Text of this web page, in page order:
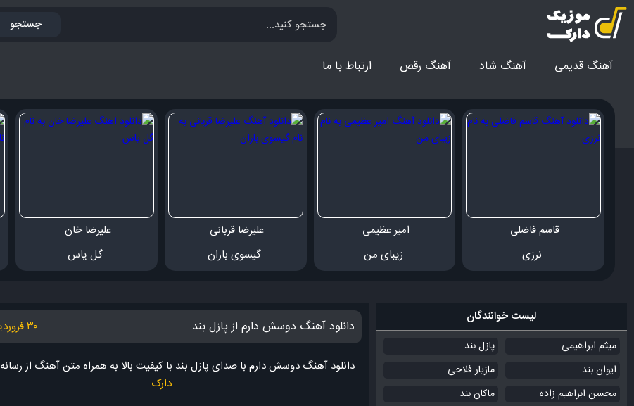
جستجو
آهنگ قدیمی آهنگ‌ شاد آهنگ رقص ارتباط با ما
قاسم فاضلی
نرزی
امیر عظیمی
زیبای من
علیرضا قربانی
گیسوی باران
علیرضا خان
گل یاس
دانلود آهنگ دوسش دارم از پازل بند ۳۰ فروردین ۱۴۰۳
دانلود آهنگ دوسش دارم با صدای پازل بند با کیفیت بالا به همراه متن آهنگ از رسانه
دارک
لیست خوانندگان
میثم ابراهیمی
پازل بند
ایوان بند
مازیار فلاحی
محسن ابراهیم زاده
ماکان بند